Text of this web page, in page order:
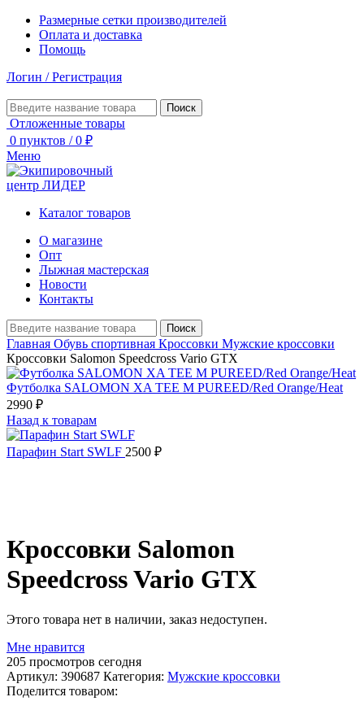
Размерные сетки производителей
Оплата и доставка
Помощь
Логин / Регистрация
Поиск
Отложенные товары
0 пунктов / 0 ₽
Меню
Каталог товаров
О магазине
Опт
Лыжная мастерская
Новости
Контакты
Поиск
Главная Обувь спортивная Кроссовки Мужские кроссовки
Кроссовки Salomon Speedcross Vario GTX
Футболка SALOMON XA TEE M PUREED/Red Orange/Heat
2990 ₽
Назад к товарам
Парафин Start SWLF 2500 ₽
Кроссовки Salomon
Speedcross Vario GTX
Этого товара нет в наличии, заказ недоступен.
Мне нравится
205 просмотров сегодня
Артикул: 390687 Категория: Мужские кроссовки
Поделится товаром: